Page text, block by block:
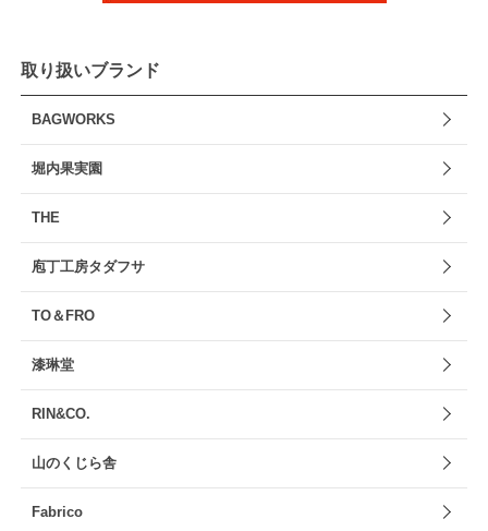
取り扱いブランド
BAGWORKS
堀内果実園
THE
庖丁工房タダフサ
TO＆FRO
漆琳堂
RIN&CO.
山のくじら舎
Fabrico